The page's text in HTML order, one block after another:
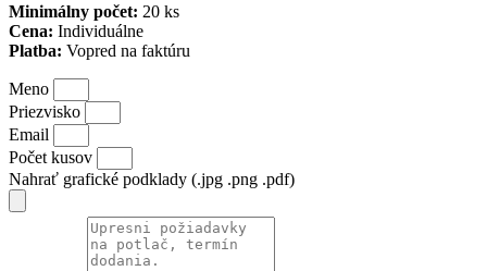
Minimálny počet: 20 ks
Cena: Individuálne
Platba: Vopred na faktúru
Meno
Priezvisko
Email
Počet kusov
Nahrať grafické podklady (.jpg .png .pdf)